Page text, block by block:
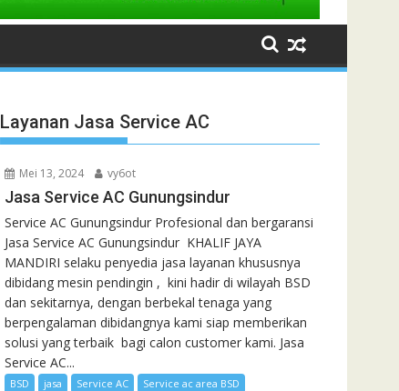
Layanan Jasa Service AC
Mei 13, 2024 vy6ot
Jasa Service AC Gunungsindur
Service AC Gunungsindur Profesional dan bergaransi
Jasa Service AC Gunungsindur KHALIF JAYA
MANDIRI selaku penyedia jasa layanan khususnya
dibidang mesin pendingin , kini hadir di wilayah BSD
dan sekitarnya, dengan berbekal tenaga yang
berpengalaman dibidangnya kami siap memberikan
solusi yang terbaik bagi calon customer kami. Jasa
Service AC...
BSD jasa Service AC
Service ac area BSD